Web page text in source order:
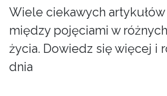
Wiele ciekawych
między pojęciami w
życia. Dowiedz się więcej i
dnia